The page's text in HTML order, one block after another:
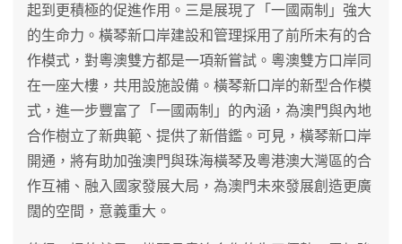
起到更積極的促進作用。三是展現了「一國兩制」強大
的生命力。橫琴新口岸建設和管理採用了前所未有的合
作模式，對粵澳雙方都是一項新嘗試。粵澳雙方口岸同
在一座大樓，共用設施設備。橫琴新口岸的新型合作模
式，進一步豐富了「一國兩制」的內涵，為澳門與內地
合作樹立了新典範、提供了新借鑑。可見，橫琴新口岸
開通，將有助加強澳門與珠海橫琴及粵港澳大灣區的合
作互補、融入國家發展大局，為澳門未來發展創造更廣
闊的空間，意義重大。